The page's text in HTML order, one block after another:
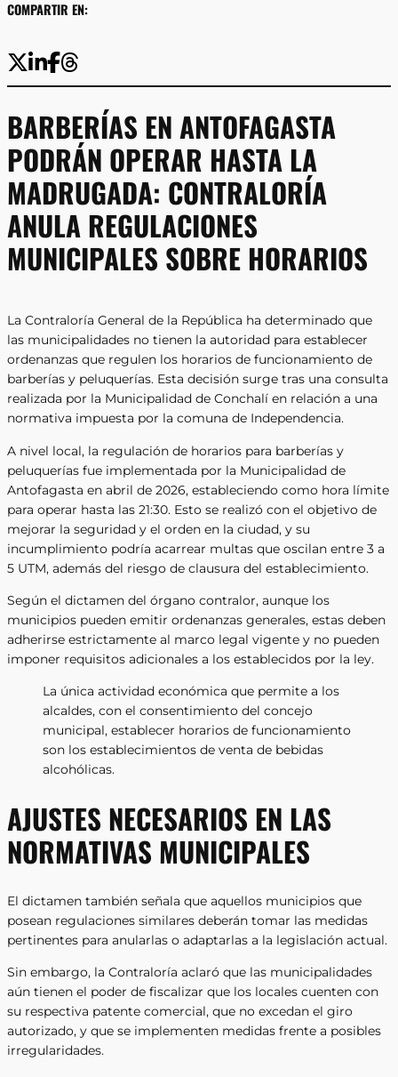
COMPARTIR EN:
BARBERÍAS EN ANTOFAGASTA
PODRÁN OPERAR HASTA LA
MADRUGADA: CONTRALORÍA
ANULA REGULACIONES
MUNICIPALES SOBRE HORARIOS
La Contraloría General de la República ha determinado que
las municipalidades no tienen la autoridad para establecer
ordenanzas que regulen los horarios de funcionamiento de
barberías y peluquerías. Esta decisión surge tras una consulta
realizada por la Municipalidad de Conchalí en relación a una
normativa impuesta por la comuna de Independencia.
A nivel local, la regulación de horarios para barberías y
peluquerías fue implementada por la Municipalidad de
Antofagasta en abril de 2026, estableciendo como hora límite
para operar hasta las 21:30. Esto se realizó con el objetivo de
mejorar la seguridad y el orden en la ciudad, y su
incumplimiento podría acarrear multas que oscilan entre 3 a
5 UTM, además del riesgo de clausura del establecimiento.
Según el dictamen del órgano contralor, aunque los
municipios pueden emitir ordenanzas generales, estas deben
adherirse estrictamente al marco legal vigente y no pueden
imponer requisitos adicionales a los establecidos por la ley.
La única actividad económica que permite a los
alcaldes, con el consentimiento del concejo
municipal, establecer horarios de funcionamiento
son los establecimientos de venta de bebidas
alcohólicas.
AJUSTES NECESARIOS EN LAS
NORMATIVAS MUNICIPALES
El dictamen también señala que aquellos municipios que
posean regulaciones similares deberán tomar las medidas
pertinentes para anularlas o adaptarlas a la legislación actual.
Sin embargo, la Contraloría aclaró que las municipalidades
aún tienen el poder de fiscalizar que los locales cuenten con
su respectiva patente comercial, que no excedan el giro
autorizado, y que se implementen medidas frente a posibles
irregularidades.